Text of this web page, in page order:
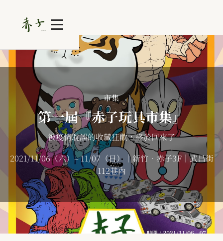
市集
第一屆『赤子玩具市集』
被疫情耽誤的收藏狂歡，終於回來了
2021/11/06（六）– 11/07（日）｜新竹．赤子3F｜武昌街
112巷內